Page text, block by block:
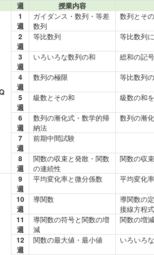
週 授業内容
1
週
ガイダンス・数列・等差
数列
数列とそ
2
週
等比数列 等比数列
3
週
いろいろな数列の和 総和の記
4
週
数列の極限 等比数列
5
週
級数とその和 級数の和
6
週
数列の漸化式・数学的帰
納法
数列の漸
7
週
前期中間試験
8
週
関数の収束と発散・関数
の連続性
関数の収
9
週
平均変化率と微分係数 平均変化
10
週
導関数
導関数の
接線方程
11
週
導関数の符号と関数の増
減
関数の増
12
週
関数の最大値・最小値 いろいろ